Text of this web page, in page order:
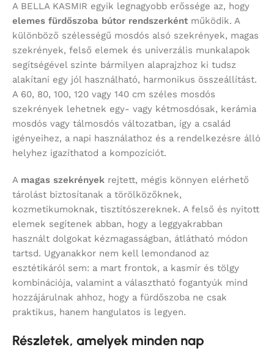
A BELLA KASMIR egyik legnagyobb erőssége az, hogy
elemes fürdőszoba bútor rendszerként működik. A
különböző szélességű mosdós alsó szekrények, magas
szekrények, felső elemek és univerzális munkalapok
segítségével szinte bármilyen alaprajzhoz ki tudsz
alakítani egy jól használható, harmonikus összeállítást.
A 60, 80, 100, 120 vagy 140 cm széles mosdós
szekrények lehetnek egy- vagy kétmosdósak, kerámia
mosdós vagy tálmosdós változatban, így a család
igényeihez, a napi használathoz és a rendelkezésre álló
helyhez igazíthatod a kompozíciót.
A magas szekrények rejtett, mégis könnyen elérhető
tárolást biztosítanak a törölközőknek,
kozmetikumoknak, tisztítószereknek. A felső és nyitott
elemek segítenek abban, hogy a leggyakrabban
használt dolgokat kézmagasságban, átlátható módon
tartsd. Ugyanakkor nem kell lemondanod az
esztétikáról sem: a mart frontok, a kasmír és tölgy
kombinációja, valamint a választható fogantyúk mind
hozzájárulnak ahhoz, hogy a fürdőszoba ne csak
praktikus, hanem hangulatos is legyen.
Részletek, amelyek minden nap